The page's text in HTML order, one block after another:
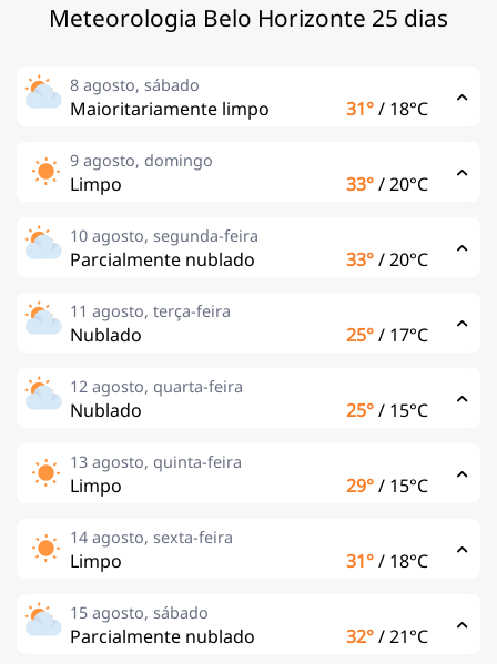
Meteorologia Belo Horizonte 25 dias
8 agosto, sábado
Maioritariamente limpo 31°/ 18°C
9 agosto, domingo
Limpo 33°/20°C
10 agosto, segunda-feira
Parcialmente nublado 33°/20°C
11 agosto, terça-feira
Nublado 25°/ 17°C
12 agosto, quarta-feira
Nublado 25°/ 15°C
13 agosto, quinta-feira
Limpo 29°/ 15°C
14 agosto, sexta-feira
Limpo 31°/ 18°C
15 agosto, sábado
Parcialmente nublado 32°/21°C